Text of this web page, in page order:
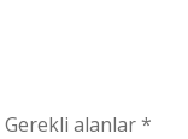
Gerekli alanlar*